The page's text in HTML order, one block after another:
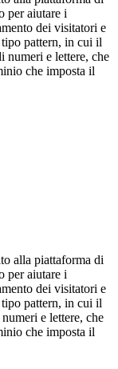
per aiutare i
dei visitatori e
pattern, in cui il
numeri e lettere, che
che imposta il
alla piattaforma di
per aiutare i
dei visitatori e
pattern, in cui il
e lettere, che
che imposta il